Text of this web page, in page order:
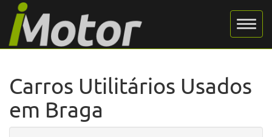
Carros Utilitários Usados
em Braga